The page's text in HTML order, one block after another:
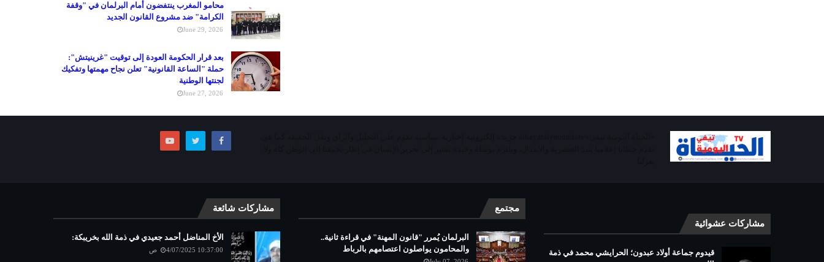
محامو المغرب ينتفضون أمام البرلمان في "وقفة
الكرامة" ضد مشروع القانون الجديد
June 29, 2026
بعد قرار الحكومة العودة إلى توقيت "غرينيتش":
حملة "الساعة القانونية" تعلن نجاح مهمتها وتفكيك
لجنتها الوطنية
June 27, 2026
مشاركات عشوائية
قيدوم جماعة أولاد عبدون؛ الحرايشي محمد في ذمة
مجتمع
البرلمان يُمرر "قانون المهنة" في قراءة ثانية..
والمحامون يواصلون اعتصامهم بالرباط
مشاركات شائعة
الأخ المناضل أحمد جعيدي في ذمة الله بخريبكة:
4/07/2025 10:37:00 ص